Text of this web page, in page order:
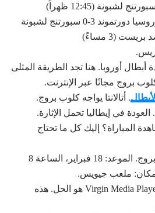
لشبونة (12:45 ظهراً)
3-0 سبورتنج لشبونة
(3 مساءً)
أبطال أوروبا. هنا تجد الطريقة المثلى
كلوب بروج مجانًا عبر الإنترنت.
. أتالانتا يواجه كلوب بروج.
المباراة؟ إليك كل ما تحتاج
المباراة: أتالانتا ضد كلوب بروج. الموعد: 18 فبراير، الساعة 8
ملعب جيويس.
لمشاهدة المباراة مجانًا، Virgin Media Player هو الحل. هذه